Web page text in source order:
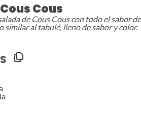
Cous
de Cous Cous con todo el sabor
similar al tabulé, lleno de sabor y color.